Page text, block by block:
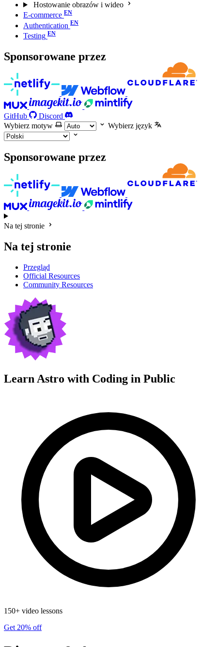
Hostowanie obrazów i wideo
E-commerce
Authentication
Testing
Sponsorowane przez
GitHub
Discord
Wybierz motyw
Wybierz język
Sponsorowane przez
Na tej stronie
Na tej stronie
Przegląd
Official Resources
Community Resources
Learn Astro with Coding in Public
150+ video lessons
Get 20% off